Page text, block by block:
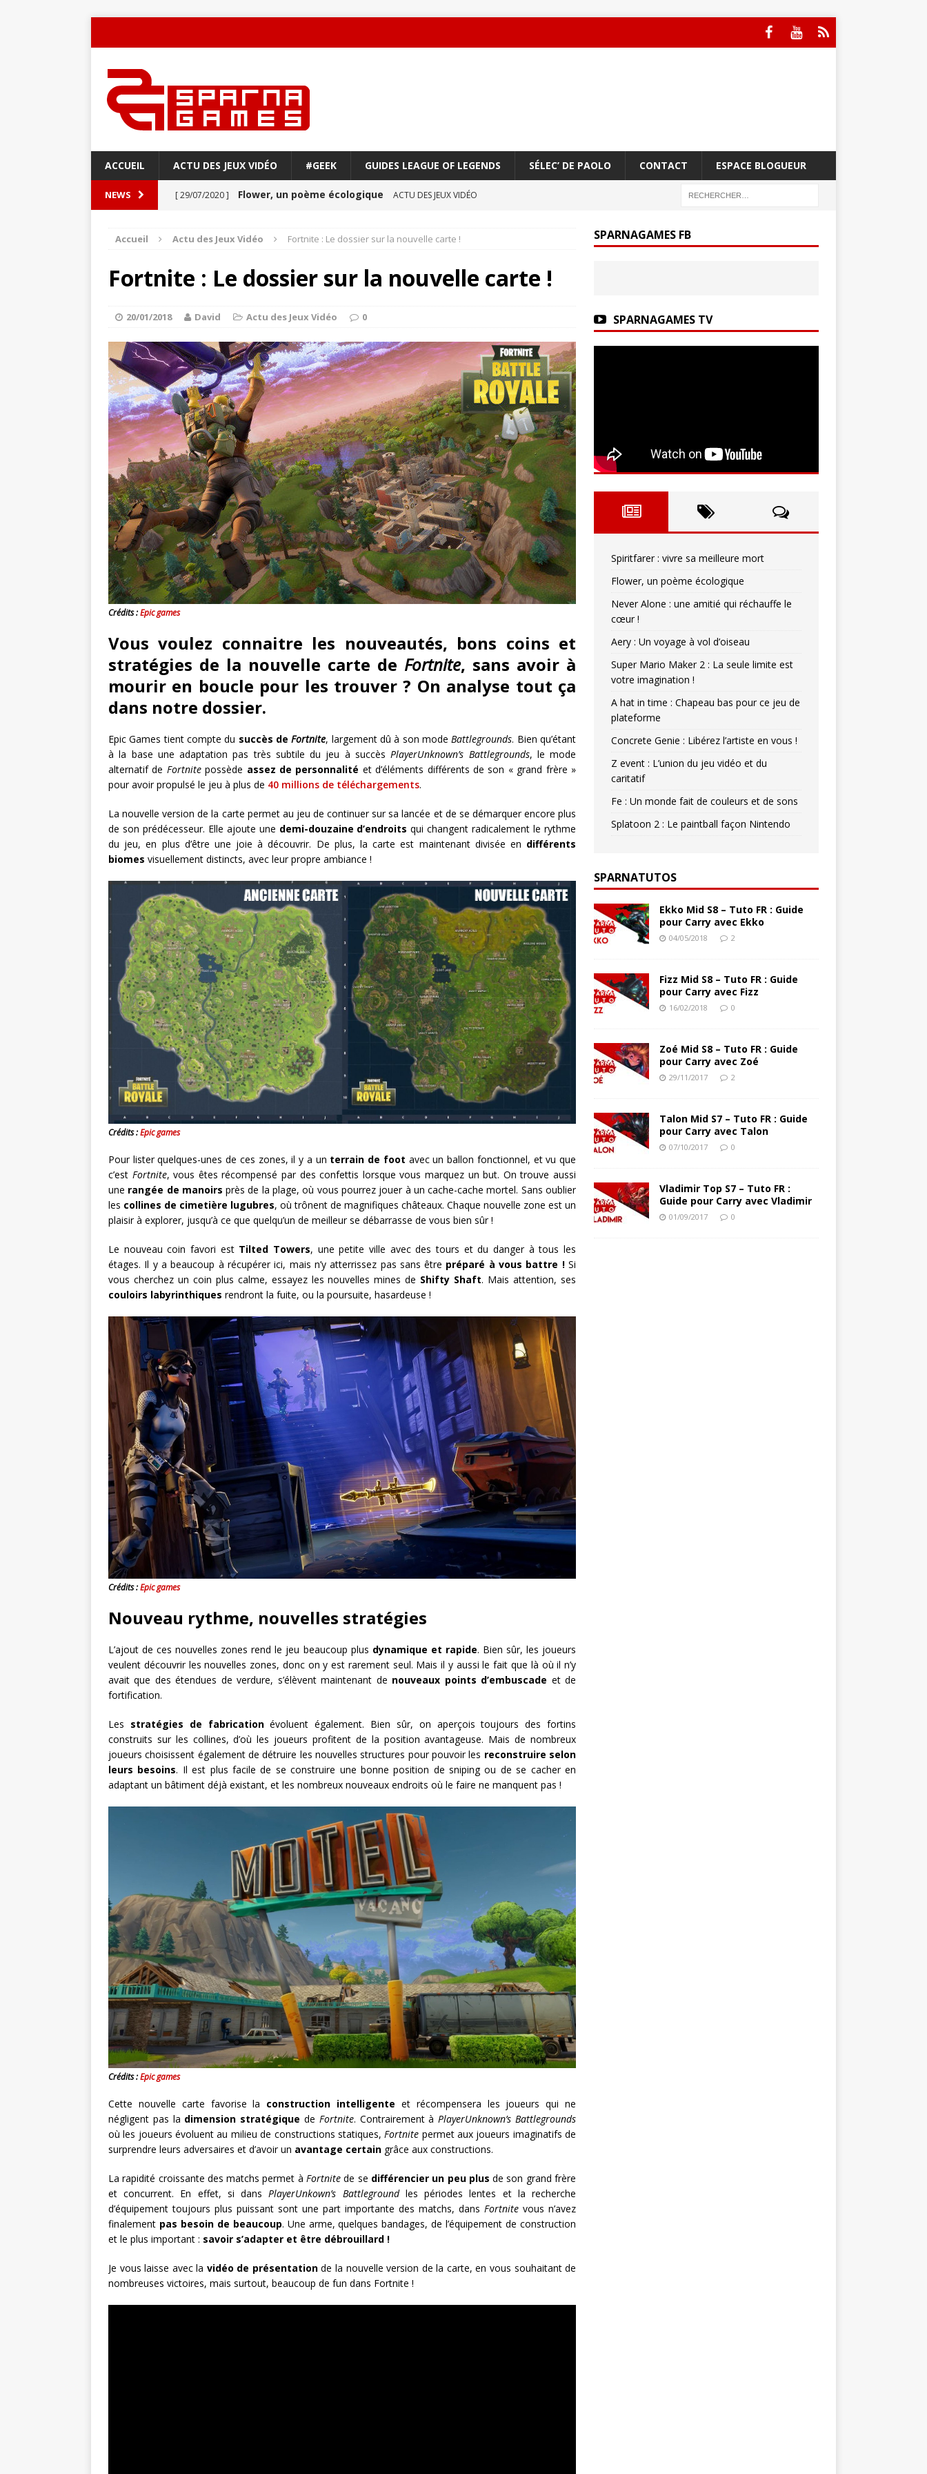
ACCUEIL ACTU DES JEUX VIDÉO #GEEK GUIDES LEAGUE OF LEGENDS SÉLEC’ DE PAOLO CONTACT ESPACE BLOGUEUR
NEWS [ 29/07/2020 ] Flower, un poème écologique ACTU DES JEUX VIDÉO
[ 21/03/2020 ] Aery : Un voyage à vol d’oiseau ACTU DES JEUX VIDÉO
[ 21/03/2020 ] Super Mario Maker 2 : La seule limite est votre imagination !
ACTU DES JEUX VIDÉO
[ 03/10/2020 ] Spiritfarer : vivre sa meilleure mort ACTU DES JEUX VIDÉO
Accueil Actu des Jeux Vidéo Fortnite : Le dossier sur la nouvelle carte !
Fortnite : Le dossier sur la nouvelle carte !
20/01/2018 David Actu des Jeux Vidéo 0
Crédits :Epic games
Vous voulez connaitre les nouveautés, bons coins et
stratégies de la nouvelle carte de Fortnite, sans avoir à
mourir en boucle pour les trouver ? On analyse tout ça
dans notre dossier.
Epic Games tient compte du succès deFortnite, largement dû à son modeBattlegrounds. Bien qu’étant
à la base une adaptation pas très subtile du jeu à succèsPlayerUnknown’s Battlegrounds, le mode
alternatif de Fortnitepossède assez de personnalité et d’éléments différents de son « grand frère »
pour avoir propulsé le jeu à plus de 40 millions de téléchargements.
La nouvelle version de la carte permet au jeu de continuer sur sa lancée et de se démarquer encore plus
de son prédécesseur. Elle ajoute une demi-douzaine d’endroits qui changent radicalement le rythme
du jeu, en plus d’être une joie à découvrir. De plus, la carte est maintenant divisée en différents
biomes visuellement distincts, avec leur propre ambiance !
Crédits :Epic games
Pour lister quelques-unes de ces zones, il y a un terrain de foot avec un ballon fonctionnel, et vu que
c’est Fortnite, vous êtes récompensé par des confettis lorsque vous marquez un but. On trouve aussi
une rangée de manoirs près de la plage, où vous pourrez jouer à un cache-cache mortel. Sans oublier
les collines de cimetière lugubres, où trônent de magnifiques châteaux. Chaque nouvelle zone est un
plaisir à explorer, jusqu’à ce que quelqu’un de meilleur se débarrasse de vous bien sûr !
Le nouveau coin favori est Tilted Towers, une petite ville avec des tours et du danger à tous les
étages. Il y a beaucoup à récupérer ici, mais n’y atterrissez pas sans être préparé à vous battre !Si
vous cherchez un coin plus calme, essayez les nouvelles mines de Shifty Shaft. Mais attention, ses
couloirs labyrinthiques rendront la fuite, ou la poursuite, hasardeuse !
Crédits :Epic games
Nouveau rythme, nouvelles stratégies
L’ajout de ces nouvelles zones rend le jeu beaucoup plus dynamique et rapide. Bien sûr, les joueurs
veulent découvrir les nouvelles zones, donc on y est rarement seul. Mais il y aussi le fait que là où il n’y
avait que des étendues de verdure, s’élèvent maintenant de nouveaux points d’embuscade et de
fortification.
Les stratégies de fabricationévoluent également. Bien sûr, on aperçois toujours des fortins
construits sur les collines, d’où les joueurs profitent de la position avantageuse. Mais de nombreux
joueurs choisissent également de détruire les nouvelles structures pour pouvoir les reconstruire selon
leurs besoins. Il est plus facile de se construire une bonne position de sniping ou de se cacher en
adaptant un bâtiment déjà existant, et les nombreux nouveaux endroits où le faire ne manquent pas !
Crédits :Epic games
Cette nouvelle carte favorise la construction intelligente et récompensera les joueurs qui ne
négligent pas la dimension stratégique de Fortnite. Contrairement àPlayerUnknown’s Battlegrounds
où les joueurs évoluent au milieu de constructions statiques,Fortnite permet aux joueurs imaginatifs de
surprendre leurs adversaires et d’avoir un avantage certain grâce aux constructions.
La rapidité croissante des matchs permet àFortnite de se différencier un peu plus de son grand frère
et concurrent. En effet, si dansPlayerUnkown’s Battlegroundles périodes lentes et la recherche
d’équipement toujours plus puissant sont une part importante des matchs, dansFortnite vous n’avez
finalement pas besoin de beaucoup. Une arme, quelques bandages, de l’équipement de construction
et le plus important : savoir s’adapter et être débrouillard !
Je vous laisse avec la vidéo de présentationde la nouvelle version de la carte, en vous souhaitant de
nombreuses victoires, mais surtout, beaucoup de fun dans Fortnite !
SPARNAGAMES FB
SPARNAGAMES TV
Spiritfarer : vivre sa meilleure mort
Flower, un poème écologique
Never Alone : une amitié qui réchauffe le
cœur !
Aery : Un voyage à vol d’oiseau
Super Mario Maker 2 : La seule limite est
votre imagination !
A hat in time : Chapeau bas pour ce jeu de
plateforme
Concrete Genie : Libérez l’artiste en vous !
Z event : L’union du jeu vidéo et du
caritatif
Fe : Un monde fait de couleurs et de sons
Splatoon 2 : Le paintball façon Nintendo
SPARNATUTOS
Ekko Mid S8 – Tuto FR : Guide
pour Carry avec Ekko
04/05/2018 2
Fizz Mid S8 – Tuto FR : Guide
pour Carry avec Fizz
16/02/2018 0
Zoé Mid S8 – Tuto FR : Guide
pour Carry avec Zoé
29/11/2017 2
Talon Mid S7 – Tuto FR : Guide
pour Carry avec Talon
07/10/2017 0
Vladimir Top S7 – Tuto FR :
Guide pour Carry avec Vladimir
01/09/2017 0